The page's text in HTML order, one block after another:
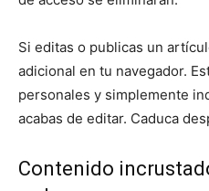
Si editas o publicas un
adicional en tu navegador.
personales y simplemente
acabas de editar. Caduca
Contenido